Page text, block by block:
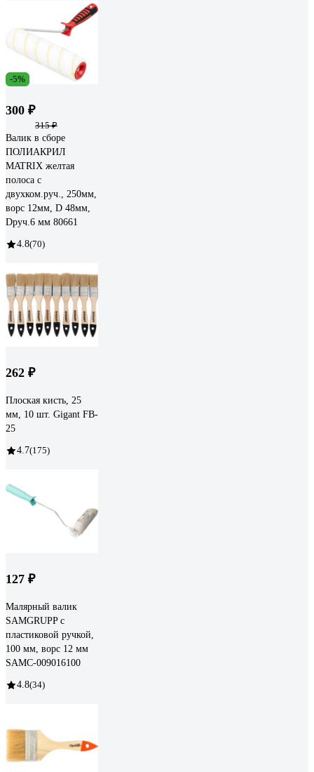
-5%
300 ₽
315 ₽
Валик в сборе
ПОЛИАКРИЛ
MATRIX желтая
полоса с
двухком.руч., 250мм,
ворс 12мм, D 48мм,
Dруч.6 мм 80661
4.8(70)
262 ₽
Плоская кисть, 25
мм, 10 шт. Gigant FB-
25
4.7(175)
127 ₽
Малярный валик
SAMGRUPP с
пластиковой ручкой,
100 мм, ворс 12 мм
SAMC-009016100
4.8(34)